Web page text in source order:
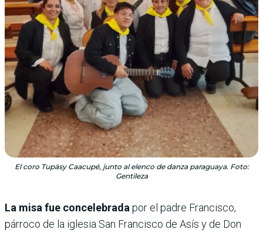
El coro Tupäsy Caacupé, junto al elenco de danza paraguaya. Foto:
Gentileza
La misa fue concelebrada por el padre Francisco,
párroco de la iglesia San Francisco de Asís y de Don